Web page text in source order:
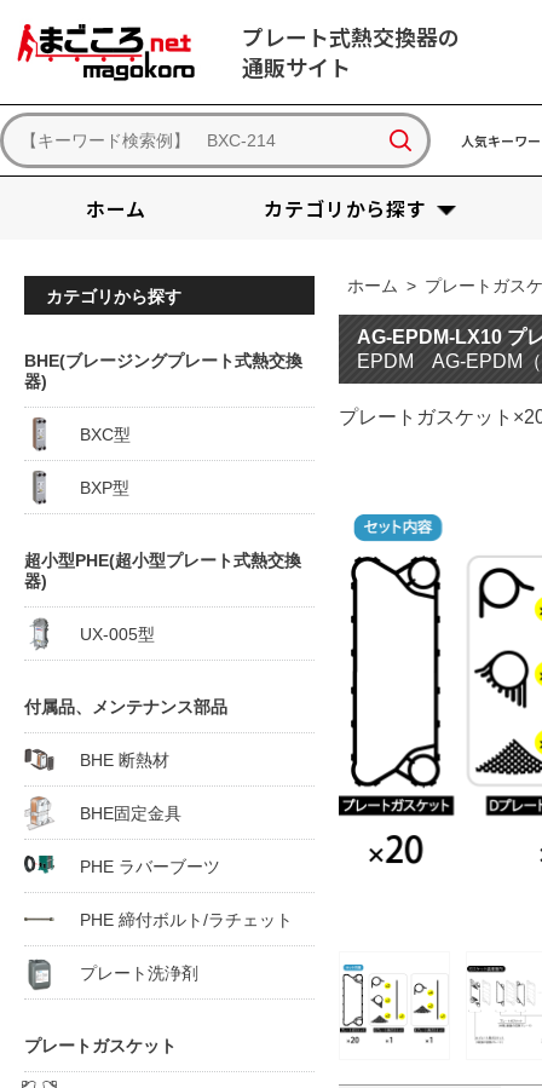
プレート式熱交換器の
通販サイト
人気キーワ
ホーム カテゴリから探す
ホーム > プレートガス
AG-EPDM-LX10 プ
EPDM AG-EPDM
プレートガスケット
カテゴリから探す
BHE(ブレージングプレート式熱交換
器)
BXC型
BXP型
超小型PHE(超小型プレート式熱交換
器)
UX-005型
付属品、メンテナンス部品
BHE 断熱材
BHE固定金具
PHE ラバーブーツ
PHE 締付ボルト/ラチェット
プレート洗浄剤
プレートガスケット